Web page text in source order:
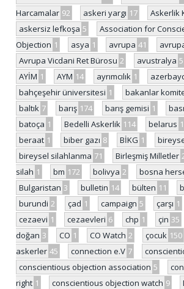
Harcamalar 92 askeri yargı 17 Askerlik
askersiz lefkoşa 5
Association for
Objection 1 asya 1 avrupa 41
Avrupa Vicdani Ret Bürosu 2 avustralya 5
AYİM 1 AYM 14 ayrımcılık 1
bahçeşehir üniversitesi 1 bakanlar
baltık 7 barış 174 barış gemisi 1
batoça 1 Bedelli Askerlik 114 belarus
beraat 1 biber gazı 8 BİKG 1
bireysel silahlanma 71 Birleşmiş Milletler
silah 1 bm 172 bolivya 2 bosna
Bulgaristan 3 bulletin 14 bülten 11
burundi 2 çad 1 campaign 5 çarşı 1
cezaevi 1 cezaevleri 6 chp 1 çin 35
doğan 3 CO 1 CO Watch 2 çocuk 150
askerler 45 connection e.V 7
conscientious objection association 5
right 1 conscientious objection watch 9